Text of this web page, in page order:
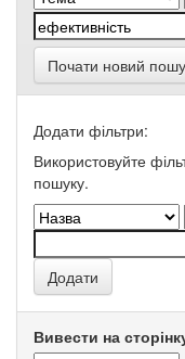
Почати новий
Додати фільтри:
Використовуйте
пошуку.
Вивести на